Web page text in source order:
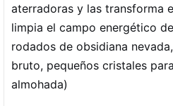
aterradoras y las transforma
limpia el campo energético
rodados de obsidiana
bruto, pequeños cristales
almohada)